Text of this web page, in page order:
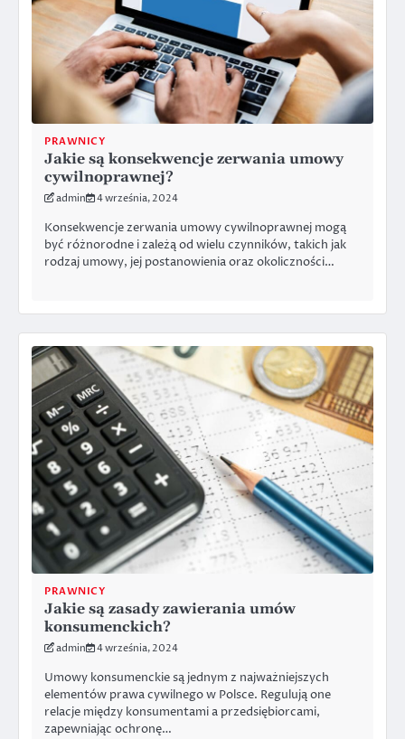
PRAWNICY
Jakie są konsekwencje zerwania umowy
cywilnoprawnej?
admin 4 września, 2024
Konsekwencje zerwania umowy cywilnoprawnej mogą
być różnorodne i zależą od wielu czynników, takich jak
rodzaj umowy, jej postanowienia oraz okoliczności…
PRAWNICY
Jakie są zasady zawierania umów
konsumenckich?
admin 4 września, 2024
Umowy konsumenckie są jednym z najważniejszych
elementów prawa cywilnego w Polsce. Regulują one
relacje między konsumentami a przedsiębiorcami,
zapewniając ochronę…